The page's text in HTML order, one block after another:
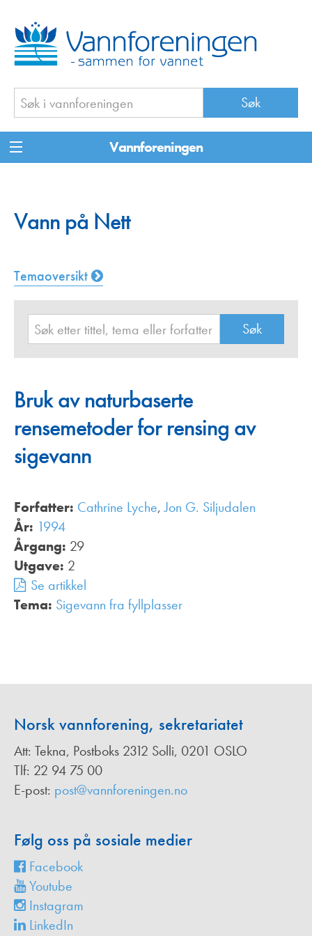
Vannforeningen
Vann på Nett
Temaoversikt
Bruk av naturbaserte
rensemetoder for rensing av
sigevann
Forfatter: Cathrine Lyche,Jon G. Siljudalen
År: 1994
Årgang: 29
Utgave: 2
Se artikkel
Tema: Sigevann fra fyllplasser
Norsk vannforening, sekretariatet
Att: Tekna, Postboks 2312 Solli, 0201 OSLO
Tlf: 22 94 75 00
E-post: post@vannforeningen.no
Følg oss på sosiale medier
Facebook
Youtube
Instagram
LinkedIn